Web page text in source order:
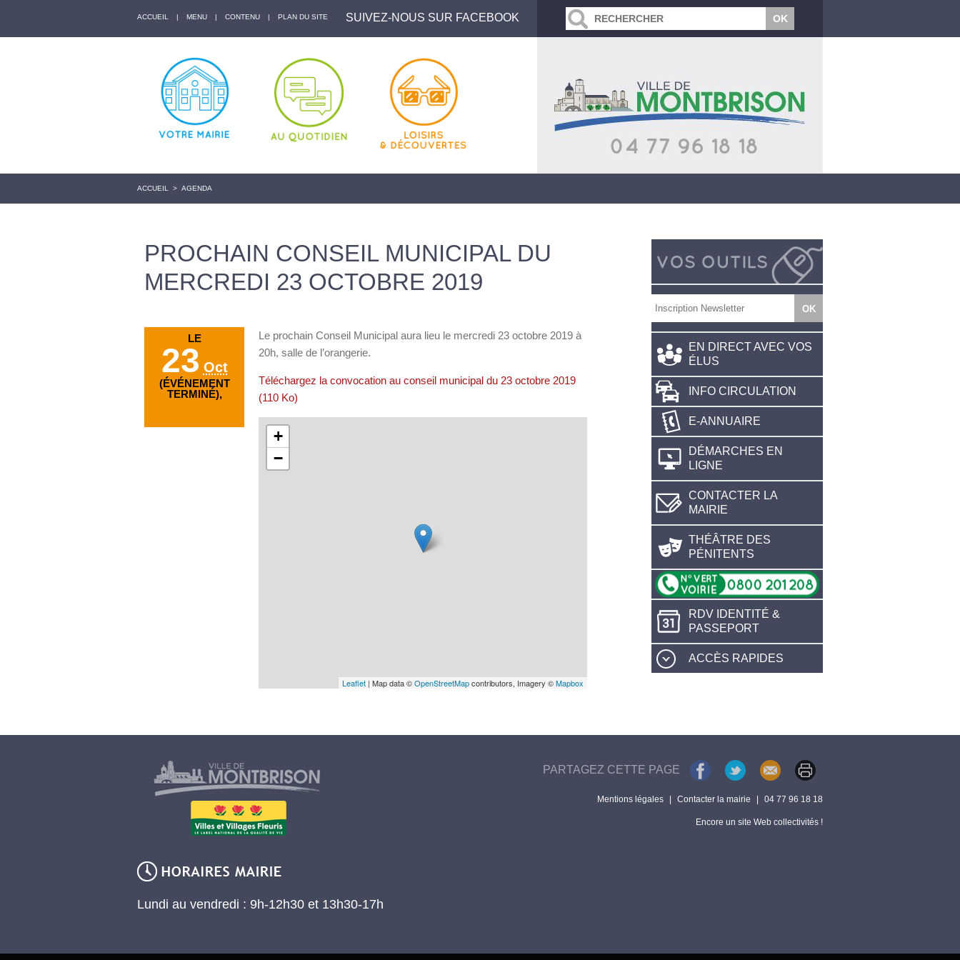
ACCUEIL | MENU | CONTENU | PLAN DU SITE SUIVEZ-NOUS SUR FACEBOOK
ACCUEIL > AGENDA
PROCHAIN CONSEIL MUNICIPAL DU
MERCREDI 23 OCTOBRE 2019
LE
23 Oct
(ÉVÉNEMENT
TERMINÉ),
Le prochain Conseil Municipal aura lieu le mercredi 23 octobre 2019 à
20h, salle de l’orangerie.
Téléchargez la convocation au conseil municipal du 23 octobre 2019
(110 Ko)
+
−
Leaflet | Map data ©OpenStreetMapcontributors, Imagery ©Mapbox
EN DIRECT AVEC VOS
ÉLUS
INFO CIRCULATION
E-ANNUAIRE
DÉMARCHES EN
LIGNE
CONTACTER LA
MAIRIE
THÉÂTRE DES
PÉNITENTS
RDV IDENTITÉ &
PASSEPORT
ACCÈS RAPIDES
Lundi au vendredi : 9h-12h30 et 13h30-17h
PARTAGEZ CETTE PAGE
Mentions légales Contacter la mairie 04 77 96 18 18
Encore un site Web collectivités !